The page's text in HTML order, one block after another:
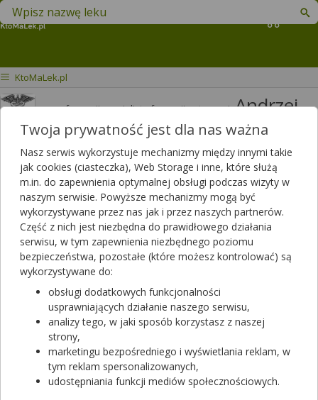
Koszyk
Znajdź lek w swojej okolicy
KtoMaLek.pl
mgr farmacji specjalista farmacji aptecznejAndrzej
Jakimiuk
Odpowiedzi
3820
Polubień
3426
Polecanych artykułów
114 Lista artykułów
APTEKA RODZINNA, Opole Lubelskie
Opole Lubelskie, LUBELSKA 13
Wyświetl numer
Zamknięta, zapraszamy w poniedziałek
(07:00 - 20:00)
Twoja prywatność jest dla nas ważna
Nasz serwis wykorzystuje mechanizmy między innymi takie
jak cookies (ciasteczka), Web Storage i inne, które służą
m.in. do zapewnienia optymalnej obsługi podczas wizyty w
naszym serwisie. Powyższe mechanizmy mogą być
wykorzystywane przez nas jak i przez naszych partnerów.
Część z nich jest niezbędna do prawidłowego działania
serwisu, w tym zapewnienia niezbędnego poziomu
bezpieczeństwa, pozostałe (które możesz kontrolować) są
wykorzystywane do:
obsługi dodatkowych funkcjonalności
usprawniających działanie naszego serwisu,
analizy tego, w jaki sposób korzystasz z naszej
strony,
marketingu bezpośredniego i wyświetlania reklam, w
tym reklam spersonalizowanych,
udostępniania funkcji mediów społecznościowych.